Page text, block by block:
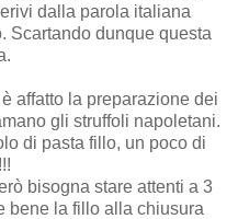
dalla parola italiana
Scartando dunque questa
affatto la preparazione dei
gli struffoli napoletani.
di pasta fillo, un poco di
bisogna stare attenti a 3
bene la fillo alla chiusura